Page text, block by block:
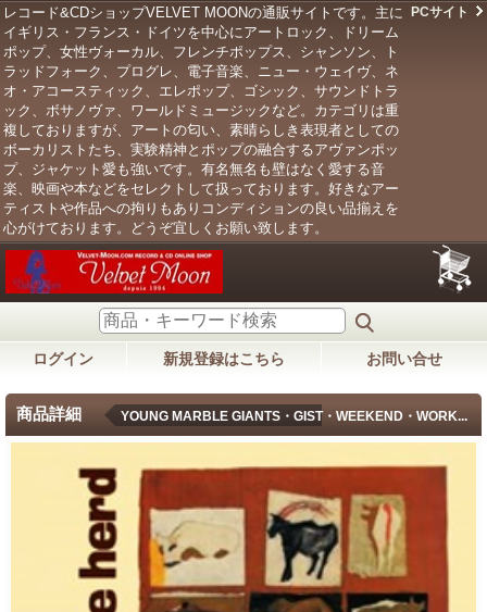
レコード&CDショップVELVET MOONの通販サイトです。主に
イギリス・フランス・ドイツを中心にアートロック、ドリーム
ポップ、女性ヴォーカル、フレンチポップス、シャンソン、ト
ラッドフォーク、プログレ、電子音楽、ニュー・ウェイヴ、ネ
オ・アコースティック、エレポップ、ゴシック、サウンドトラ
ック、ボサノヴァ、ワールドミュージックなど。カテゴリは重
複しておりますが、アートの匂い、素晴らしき表現者としての
ボーカリストたち、実験精神とポップの融合するアヴァンポッ
プ、ジャケット愛も強いです。有名無名も壁はなく愛する音
楽、映画や本などをセレクトして扱っております。好きなアー
ティストや作品への拘りもありコンディションの良い品揃えを
心がけております。どうぞ宜しくお願い致します。
PCサイト
ログイン 新規登録はこちら お問い合せ
商品詳細 YOUNG MARBLE GIANTS・GIST・WEEKEND・WORK...